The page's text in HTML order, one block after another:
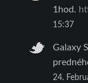
1hod.
15:37
Galaxy
24.